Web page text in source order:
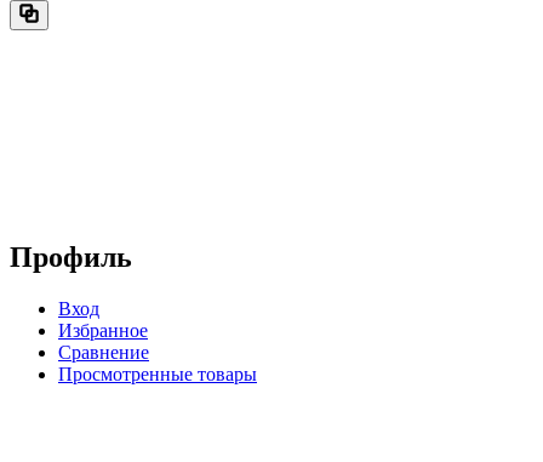
Профиль
Вход
Избранное
Сравнение
Просмотренные товары